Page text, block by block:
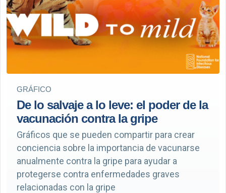
GRÁFICO
De lo salvaje a lo leve: el poder de la
vacunación contra la gripe
Gráficos que se pueden compartir para crear
conciencia sobre la importancia de vacunarse
anualmente contra la gripe para ayudar a
protegerse contra enfermedades graves
relacionadas con la gripe